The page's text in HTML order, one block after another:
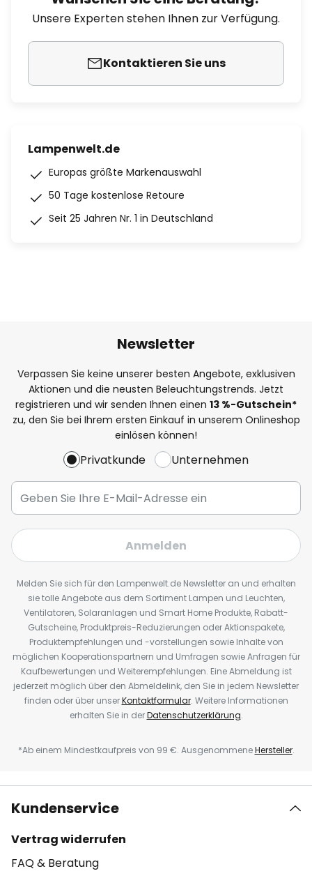
Unsere Experten stehen Ihnen zur Verfügung.
Kontaktieren Sie uns
Lampenwelt.de
Europas größte Markenauswahl
50 Tage kostenlose Retoure
Seit 25 Jahren Nr. 1 in Deutschland
Newsletter
Verpassen Sie keine unserer besten Angebote, exklusiven
Aktionen und die neusten Beleuchtungstrends. Jetzt
registrieren und wir senden Ihnen einen 13 %-Gutschein*
zu, den Sie bei Ihrem ersten Einkauf in unserem Onlineshop
einlösen können!
Privatkunde Unternehmen
Anmelden
Melden Sie sich für den Lampenwelt.de Newsletter an und erhalten
sie tolle Angebote aus dem Sortiment Lampen und Leuchten,
Ventilatoren, Solaranlagen und Smart Home Produkte, Rabatt-
Gutscheine, Produktpreis-Reduzierungen oder Aktionspakete,
Produktempfehlungen und -vorstellungen sowie Inhalte von
möglichen Kooperationspartnern und Umfragen sowie Anfragen für
Kaufbewertungen und Weiterempfehlungen. Eine Abmeldung ist
jederzeit möglich über den Abmeldelink, den Sie in jedem Newsletter
finden oder über unserKontaktformular. Weitere Informationen
erhalten Sie in derDatenschutzerklärung.
*Ab einem Mindestkaufpreis von 99 €. AusgenommeneHersteller.
Kundenservice
Vertrag widerrufen
FAQ & Beratung